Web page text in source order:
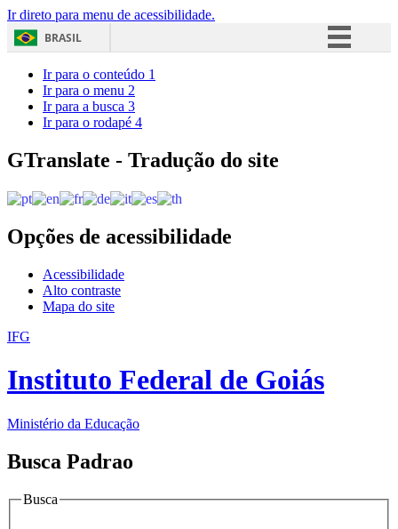
Ir direto para menu de acessibilidade.
BRASIL
Acesso à informação
Ir para o conteúdo 1
Ir para o menu 2
Ir para a busca 3
Ir para o rodapé 4
GTranslate - Tradução do site
Opções de acessibilidade
Acessibilidade
Alto contraste
Mapa do site
IFG
Instituto Federal de Goiás
Ministério da Educação
Busca Padrao
Busca